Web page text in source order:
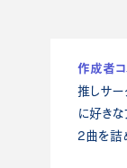
作成者コ
推しサ
に好きな
2曲を詰